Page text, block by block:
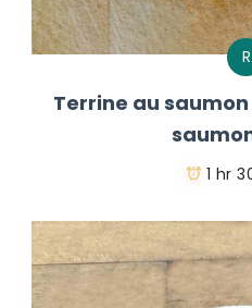
R
Terrine au
1 hr